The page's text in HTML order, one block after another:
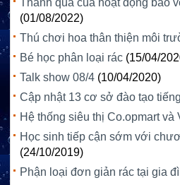
Thành quả của hoạt động bảo
(01/08/2022)
Thú chơi hoa thân thiện môi
Bé học phân loại rác (15/04/
Talk show 08/4 (10/04/2020)
Cập nhật 13 cơ sở đào tạo
Hệ thống siêu thị Co.opmart và
Học sinh tiếp cận sớm với
(24/10/2019)
Phận loại đơn giản rác tại gia